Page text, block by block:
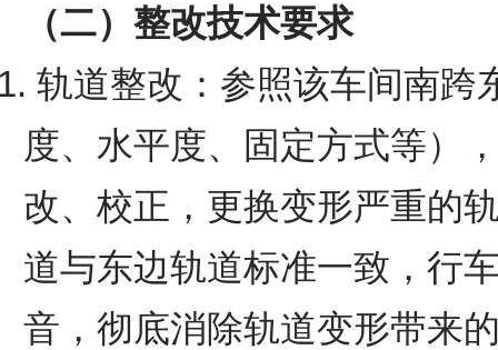
（二）整改技术要求
轨道整改：参照该车间南跨
度、水平度、固定方式等）
改、校正，更换变形严重的
道与东边轨道标准一致，行
音，彻底消除轨道变形带来